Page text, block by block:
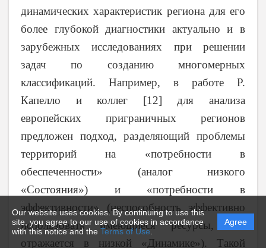
Our website uses cookies. By continuing to use this
site, you agree to our use of cookies in accordance
with this notice and the Terms of Use.
Agree
динамических характеристик региона для его
более глубокой диагностики актуально и в
зарубежных исследованиях при решении
задач по созданию многомерных
классификаций. Например, в работе Р.
Капелло и коллег [12] для анализа
европейских приграничных регионов
предложен подход, разделяющий проблемы
территорий на «потребности в
обеспеченности» (аналог низкого
«Состояния») и «потребности в
эффективности» (неспособность эффективно
использовать имеющиеся ресурсы, что
отражается в низкой «Динамике»). Такой